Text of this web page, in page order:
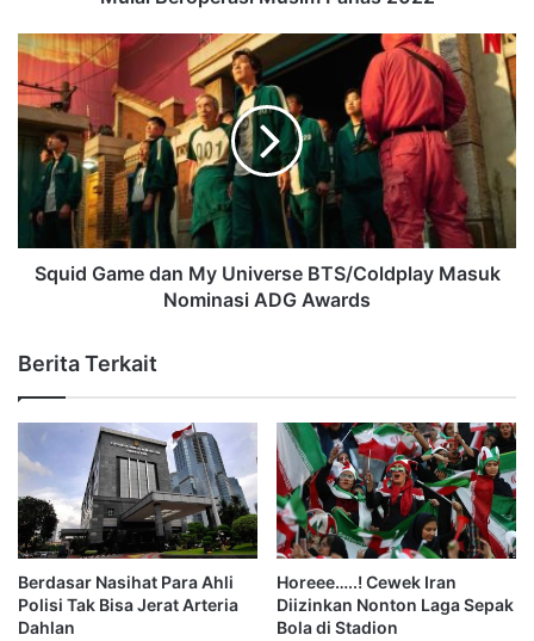
Squid Game dan My Universe BTS/Coldplay Masuk
Nominasi ADG Awards
Berita Terkait
Berdasar Nasihat Para Ahli
Polisi Tak Bisa Jerat Arteria
Dahlan
Horeee…..! Cewek Iran
Diizinkan Nonton Laga Sepak
Bola di Stadion